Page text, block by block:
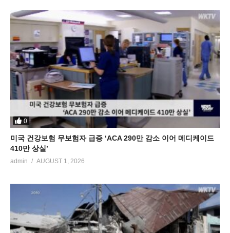
0
미국 건강보험 무보험자 급증 ‘ACA 290만 감소 이어 메디케이드
410만 상실’
admin AUGUST 1, 2026